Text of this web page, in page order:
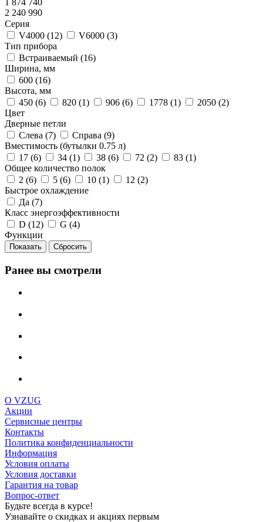
2 240 990
Серия
V4000 (12) V6000 (3)
Тип прибора
Встраиваемый (16)
Ширина, мм
600 (16)
Высота, мм
450 (6) 820 (1) 906 (6) 1778 (1) 2050 (2)
Цвет
Дверные петли
Слева (7) Справа (9)
Вместимость (бутылки 0.75 л)
17 (6) 34 (1) 38 (6) 72 (2) 83 (1)
Общее количество полок
2 (6) 5 (6) 10 (1) 12 (2)
Быстрое охлаждение
Да (7)
Класс энергоэффективности
D (12) G (4)
Функции
Сбросить
Ранее вы смотрели
О VZUG
Акции
Сервисные центры
Контакты
Политика конфиденциальности
Информация
Условия оплаты
Условия доставки
Гарантия на товар
Вопрос-ответ
Будьте всегда в курсе!
Узнавайте о скидках и акциях первым